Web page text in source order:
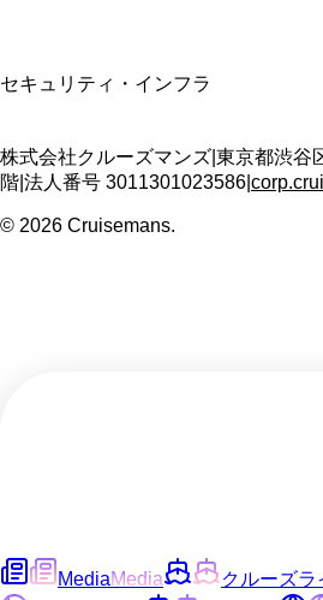
セキュリティ・インフラ
株式会社クルーズマンズ 東京都渋谷
階 法人番号 3011301023586
© 2026 Cruisemans.
MediaMedia クルーズラ